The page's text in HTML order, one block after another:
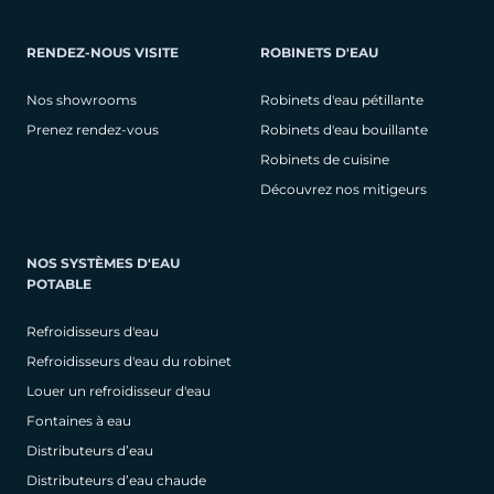
RENDEZ-NOUS VISITE
Nos showrooms
Prenez rendez-vous
ROBINETS D'EAU
Robinets d'eau pétillante
Robinets d'eau bouillante
Robinets de cuisine
Découvrez nos mitigeurs
NOS SYSTÈMES D'EAU
POTABLE
Refroidisseurs d'eau
Refroidisseurs d'eau du robinet
Louer un refroidisseur d'eau
Fontaines à eau
Distributeurs d’eau
Distributeurs d’eau chaude